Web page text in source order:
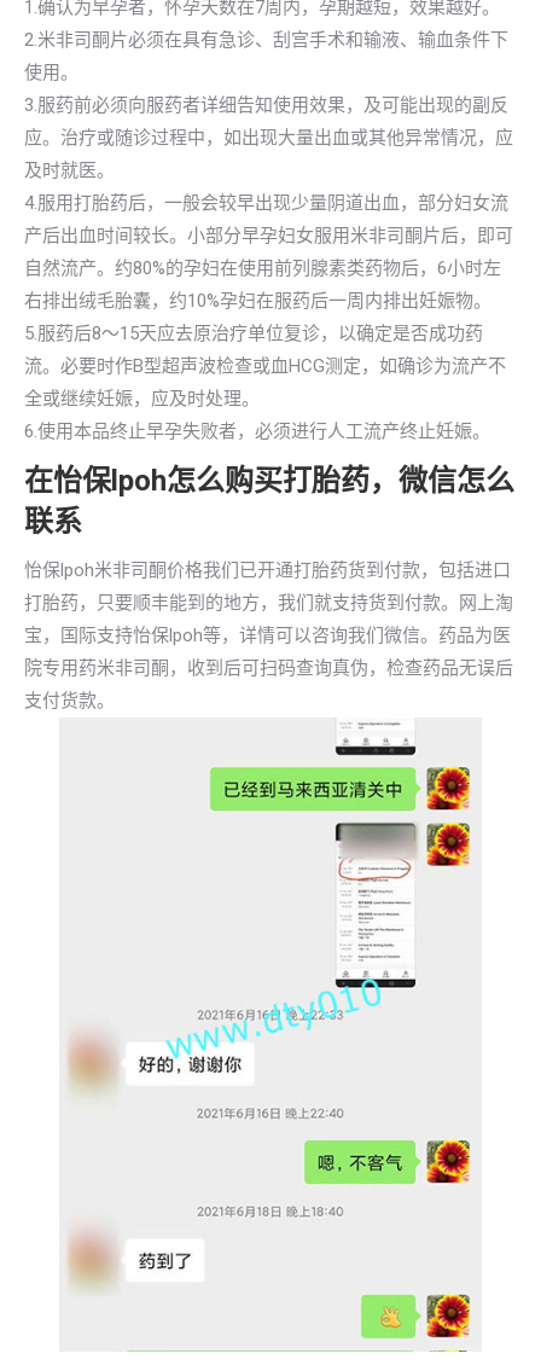
1.确认为早孕者，怀孕天数在7周内，孕期越短，效果越好。
2.米非司酮片必须在具有急诊、刮宫手术和输液、输血条件下
使用。
3.服药前必须向服药者详细告知使用效果，及可能出现的副反
应。治疗或随诊过程中，如出现大量出血或其他异常情况，应
及时就医。
4.服用打胎药后，一般会较早出现少量阴道出血，部分妇女流
产后出血时间较长。小部分早孕妇女服用米非司酮片后，即可
自然流产。约80%的孕妇在使用前列腺素类药物后，6小时左
右排出绒毛胎囊，约10%孕妇在服药后一周内排出妊娠物。
5.服药后8～15天应去原治疗单位复诊，以确定是否成功药
流。必要时作B型超声波检查或血HCG测定，如确诊为流产不
全或继续妊娠，应及时处理。
6.使用本品终止早孕失败者，必须进行人工流产终止妊娠。
在怡保lpoh怎么购买打胎药，微信怎么
联系
怡保lpoh米非司酮价格我们已开通打胎药货到付款，包括进口
打胎药，只要顺丰能到的地方，我们就支持货到付款。网上淘
宝，国际支持怡保lpoh等，详情可以咨询我们微信。药品为医
院专用药米非司酮，收到后可扫码查询真伪，检查药品无误后
支付货款。